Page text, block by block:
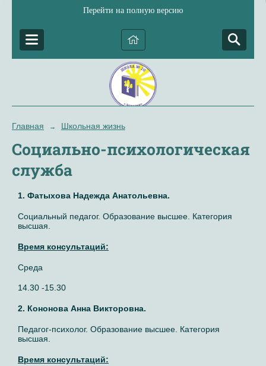
Перейти на полную версию
Главная → Школьная жизнь
Социально-психологическая
служба
1. Фатыхова Надежда Анатольевна.
Социальный педагог. Образование высшее. Категория
высшая.
Время консультаций:
Среда
14.30 -15.30
2. Кононова Анна Викторовна.
Педагог-психолог. Образование высшее. Категория
высшая.
Время консультаций: